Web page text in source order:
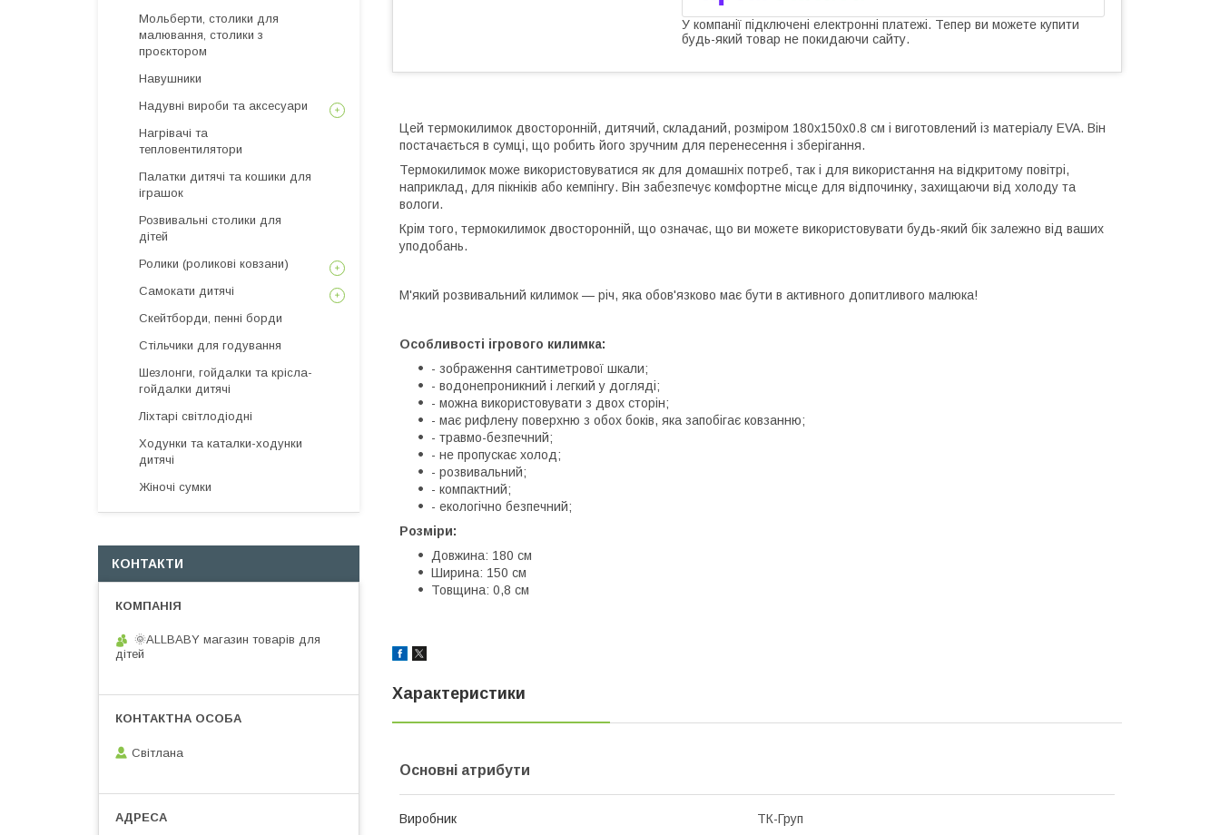
У компанії підключені електронні платежі. Тепер ви можете купити
будь-який товар не покидаючи сайту.
Цей термокилимок двосторонній, дитячий, складаний, розміром 180х150х0.8 см і виготовлений із матеріалу EVA. Він
постачається в сумці, що робить його зручним для перенесення і зберігання.
Термокилимок може використовуватися як для домашніх потреб, так і для використання на відкритому повітрі,
наприклад, для пікніків або кемпінгу. Він забезпечує комфортне місце для відпочинку, захищаючи від холоду та
вологи.
Крім того, термокилимок двосторонній, що означає, що ви можете використовувати будь-який бік залежно від ваших
уподобань.
М'який розвивальний килимок — річ, яка обов'язково має бути в активного допитливого малюка!
Особливості ігрового килимка:
- зображення сантиметрової шкали;
- водонепроникний і легкий у догляді;
- можна використовувати з двох сторін;
- має рифлену поверхню з обох боків, яка запобігає ковзанню;
- травмо-безпечний;
- не пропускає холод;
- розвивальний;
- компактний;
- екологічно безпечний;
Розміри:
Довжина: 180 см
Ширина: 150 см
Товщина: 0,8 см
Характеристики
Основні атрибути
Виробник ТК-Груп
Мольберти, столики для
малювання, столики з
проєктором
Навушники
Надувні вироби та аксесуари
Нагрівачі та
тепловентилятори
Палатки дитячі та кошики для
іграшок
Розвивальні столики для
дітей
Ролики (роликові ковзани)
Самокати дитячі
Скейтборди, пенні борди
Стільчики для годування
Шезлонги, гойдалки та крісла-
гойдалки дитячі
Ліхтарі світлодіодні
Ходунки та каталки-ходунки
дитячі
Жіночі сумки
КОНТАКТИ
🌞ALLBABY магазин товарів для
дітей
Світлана